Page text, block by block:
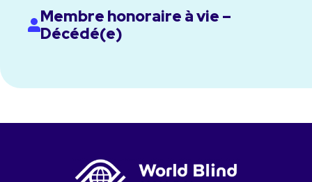
Membre honoraire à vie –
Décédé(e)